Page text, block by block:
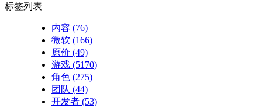
标签列表
内容 (76)
微软 (166)
原价 (49)
游戏 (5170)
角色 (275)
团队 (44)
开发者 (53)